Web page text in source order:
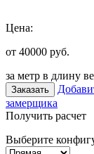
Цена:
от 40000 руб.
за метр в длину
Заказать
замерщика
Получить расчет
Выберите